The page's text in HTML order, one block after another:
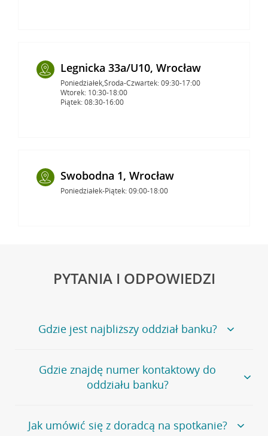
Legnicka 33a/U10, Wrocław
Poniedziałek,Środa-Czwartek: 09:30-17:00
Wtorek: 10:30-18:00
Piątek: 08:30-16:00
Swobodna 1, Wrocław
Poniedziałek-Piątek: 09:00-18:00
PYTANIA I ODPOWIEDZI
Gdzie jest najbliższy oddział banku?
Jeśli szukasz oddziału naszego banku, zapraszamy na
stronęPlacówki i bankomaty, na której znajduje się
wygodna wyszukiwarka.
oddziałów
Gdzie znajdę numer kontaktowy do
oddziału banku?
Bank Credit Agricole nie udostępnia ogólnego numeru
telefonu do placówki bankowej.
Jak umówić się z doradcą na spotkanie?